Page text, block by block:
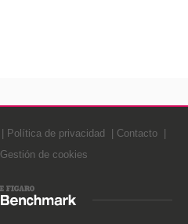
Política de privacidad
Contacto
Gestión de cookies